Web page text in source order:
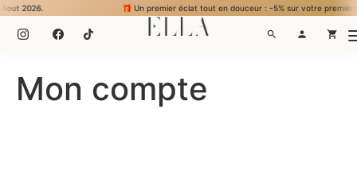
🎁 Un premier éclat tout en douceur : -5% sur votre première
Mon compte